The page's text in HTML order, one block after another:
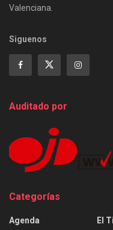
Valenciana.
Siguenos
Auditado por
Categorías
Agenda
El